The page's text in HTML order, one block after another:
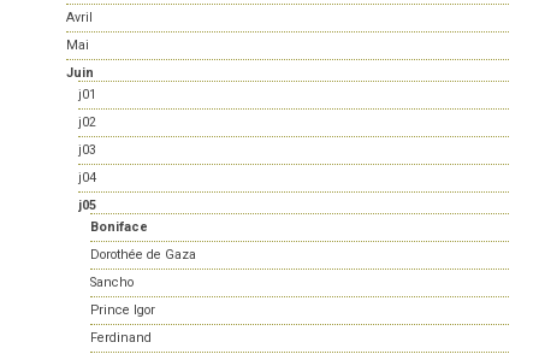
Avril
Mai
Juin
j01
j02
j03
j04
j05
Boniface
Dorothée de Gaza
Sancho
Prince Igor
Ferdinand